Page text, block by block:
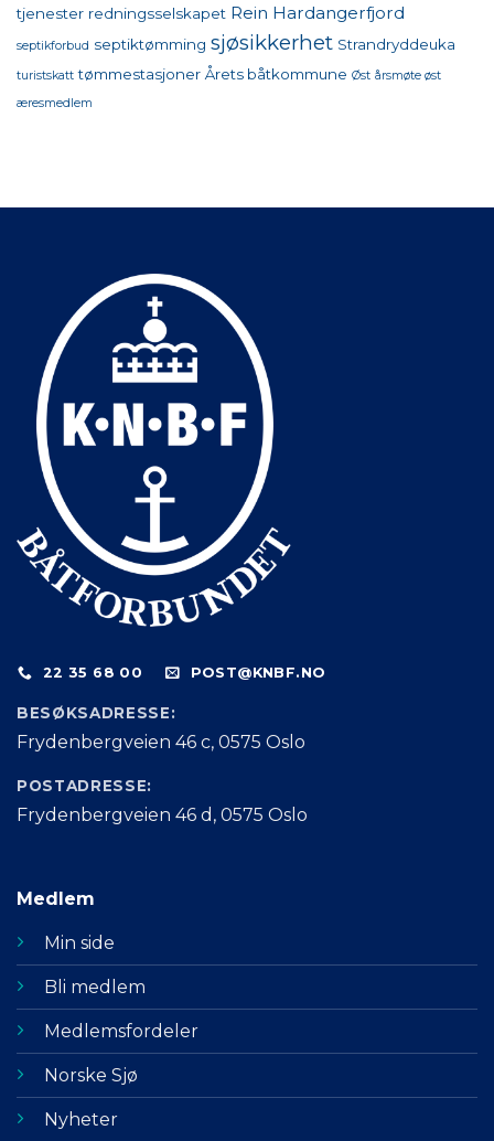
tjenester redningsselskapet Rein Hardangerfjord
septikforbud septiktømming sjøsikkerhet Strandryddeuka
turistskatt tømmestasjoner Årets båtkommune Øst årsmøte øst
æresmedlem
22 35 68 00 POST@KNBF.NO
BESØKSADRESSE:
Frydenbergveien 46 c, 0575 Oslo
POSTADRESSE:
Frydenbergveien 46 d, 0575 Oslo
Medlem
Min side
Bli medlem
Medlemsfordeler
Norske Sjø
Nyheter